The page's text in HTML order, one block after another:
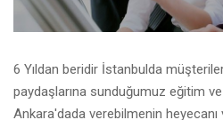
6 Yıldan beridir İstanbulda
paydaşlarına sunduğumuz eğitim
Ankara'dada verebilmenin heyecanı